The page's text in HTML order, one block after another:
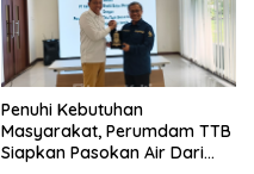
Penuhi Kebutuhan
Masyarakat, Perumdam TTB
Siapkan Pasokan Air Dari